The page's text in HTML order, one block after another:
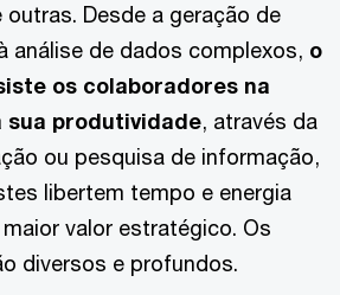
outras. Desde a geração de
análise de dados complexos, o
os colaboradores na
sua produtividade, através da
ou pesquisa de informação,
libertem tempo e energia
valor estratégico. Os
diversos e profundos.